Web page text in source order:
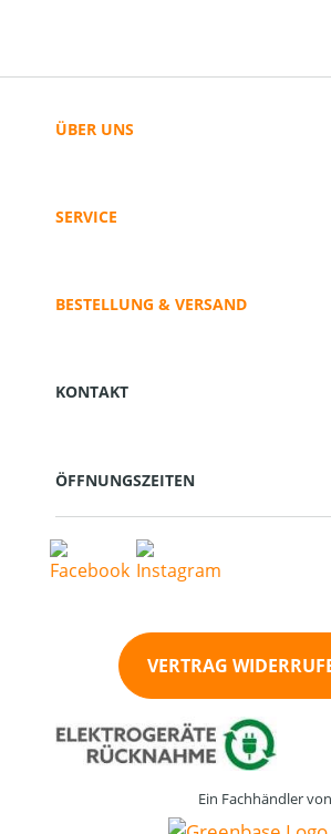
ÜBER UNS
SERVICE
BESTELLUNG & VERSAND
KONTAKT
ÖFFNUNGSZEITEN
VERTRAG
Ein Fachhändler von